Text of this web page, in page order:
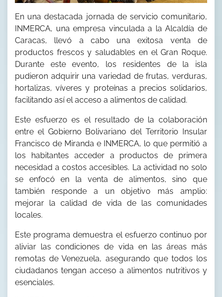
En una destacada jornada de servicio comunitario,
INMERCA, una empresa vinculada a la Alcaldía de
Caracas, llevó a cabo una exitosa venta de
productos frescos y saludables en el Gran Roque.
Durante este evento, los residentes de la isla
pudieron adquirir una variedad de frutas, verduras,
hortalizas, víveres y proteínas a precios solidarios,
facilitando así el acceso a alimentos de calidad.
Este esfuerzo es el resultado de la colaboración
entre el Gobierno Bolivariano del Territorio Insular
Francisco de Miranda e INMERCA, lo que permitió a
los habitantes acceder a productos de primera
necesidad a costos accesibles. La actividad no solo
se enfocó en la venta de alimentos, sino que
también responde a un objetivo más amplio:
mejorar la calidad de vida de las comunidades
locales.
Este programa demuestra el esfuerzo continuo por
aliviar las condiciones de vida en las áreas más
remotas de Venezuela, asegurando que todos los
ciudadanos tengan acceso a alimentos nutritivos y
esenciales.